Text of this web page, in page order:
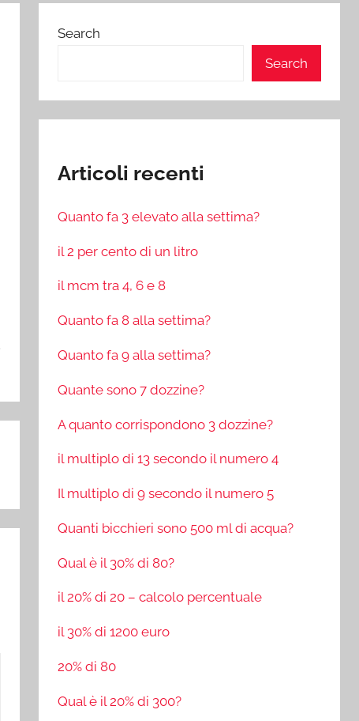
Search
Search
Articoli recenti
Quanto fa 3 elevato alla settima?
il 2 per cento di un litro
il mcm tra 4, 6 e 8
Quanto fa 8 alla settima?
Quanto fa 9 alla settima?
Quante sono 7 dozzine?
A quanto corrispondono 3 dozzine?
il multiplo di 13 secondo il numero 4
Il multiplo di 9 secondo il numero 5
Quanti bicchieri sono 500 ml di acqua?
Qual è il 30% di 80?
il 20% di 20 – calcolo percentuale
il 30% di 1200 euro
20% di 80
Qual è il 20% di 300?